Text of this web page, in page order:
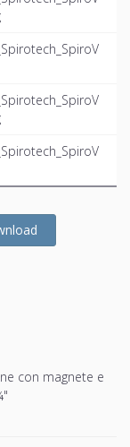
con magnete e